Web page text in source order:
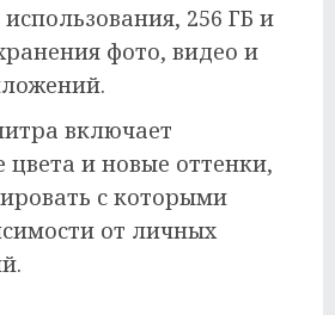
256 ГБ и
фото, видео и
включает
цвета и новые оттенки,
с которыми
от личных